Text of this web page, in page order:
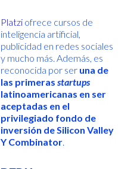
Platziofrece cursos de
inteligencia artificial,
publicidad en redes sociales
y mucho más. Además, es
reconocida por ser una de
las primeras startups
latinoamericanas en ser
aceptadas en el
privilegiado fondo de
inversión de Silicon Valley
Y Combinator.